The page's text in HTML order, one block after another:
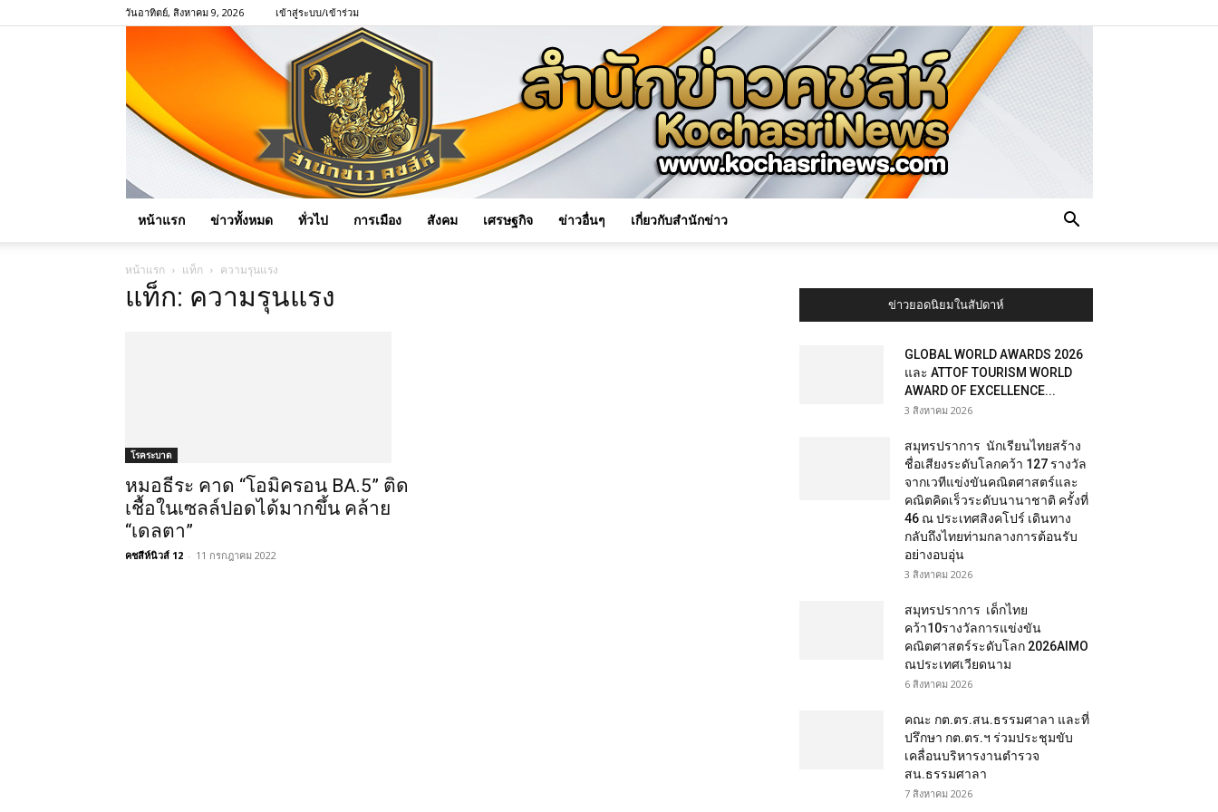
วันอาทิตย์, สิงหาคม 9, 2026 เข้าสู่ระบบ/เข้าร่วม
หน้าแรก ข่าวทั้งหมด ทั่วไป การเมือง สังคม เศรษฐกิจ ข่าวอื่นๆ เกี่ยวกับสำนักข่าว
หน้าแรก แท็ก ความรุนแรง
แท็ก: ความรุนแรง
โรคระบาด
หมอธีระ คาด “โอมิครอน BA.5” ติด
เชื้อในเซลล์ปอดได้มากขึ้น คล้าย
“เดลตา”
คชสีห์นิวส์ 12 - 11 กรกฎาคม 2022
ข่าวยอดนิยมในสัปดาห์
GLOBAL WORLD AWARDS 2026
และ ATTOF TOURISM WORLD
AWARD OF EXCELLENCE...
3 สิงหาคม 2026
สมุทรปราการ นักเรียนไทยสร้าง
ชื่อเสียงระดับโลกคว้า 127 รางวัล
จากเวทีแข่งขันคณิตศาสตร์และ
คณิตคิดเร็วระดับนานาชาติ ครั้งที่
46 ณ ประเทศสิงคโปร์ เดินทาง
กลับถึงไทยท่ามกลางการต้อนรับ
อย่างอบอุ่น
3 สิงหาคม 2026
สมุทรปราการ เด็กไทย
คว้า10รางวัลการแข่งขัน
คณิตศาสตร์ระดับโลก 2026AIMO
ณประเทศเวียดนาม
6 สิงหาคม 2026
คณะ กต.ตร.สน.ธรรมศาลา และที่
ปรึกษา กต.ตร.ฯ ร่วมประชุมขับ
เคลื่อนบริหารงานตำรวจ
สน.ธรรมศาลา
7 สิงหาคม 2026